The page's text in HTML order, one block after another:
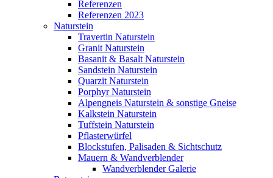
Referenzen
Referenzen 2023
Naturstein
Travertin Naturstein
Granit Naturstein
Basanit & Basalt Naturstein
Sandstein Naturstein
Quarzit Naturstein
Porphyr Naturstein
Alpengneis Naturstein & sonstige Gneise
Kalkstein Naturstein
Tuffstein Naturstein
Pflasterwürfel
Blockstufen, Palisaden & Sichtschutz
Mauern & Wandverblender
Wandverblender Galerie